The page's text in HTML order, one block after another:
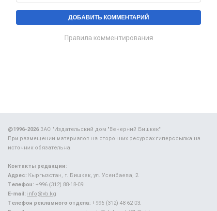
Правила комментирования
@1996-2026ЗАО "Издательский дом "Вечерний Бишкек"
При размещении материалов на сторонних ресурсах гиперссылка на
источник обязательна.
Контакты редакции:
Адрес: Кыргызстан, г. Бишкек, ул. Усенбаева, 2.
Телефон: +996 (312) 88-18-09.
E-mail: info@vb.kg
Телефон рекламного отдела: +996 (312) 48-62-03.